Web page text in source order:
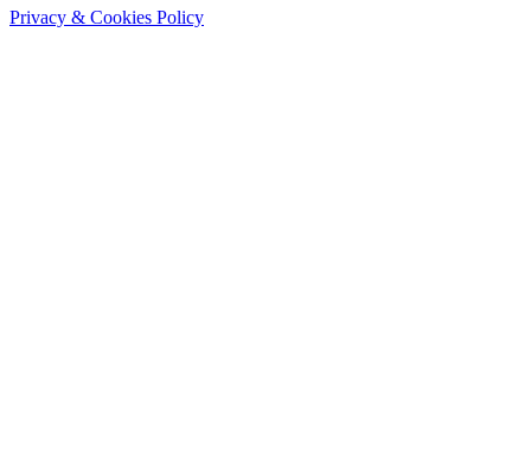
Privacy & Cookies Policy